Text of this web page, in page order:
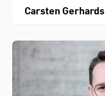
Carsten Gerhards